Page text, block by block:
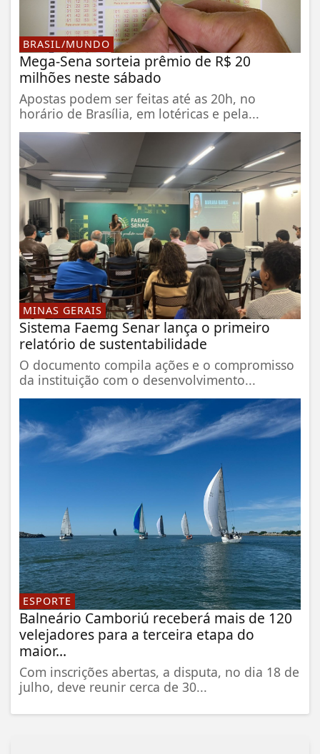
BRASIL/MUNDO
Mega-Sena sorteia prêmio de R$ 20
milhões neste sábado
Apostas podem ser feitas até as 20h, no
horário de Brasília, em lotéricas e pela...
MINAS GERAIS
Sistema Faemg Senar lança o primeiro
relatório de sustentabilidade
O documento compila ações e o compromisso
da instituição com o desenvolvimento...
ESPORTE
Balneário Camboriú receberá mais de 120
velejadores para a terceira etapa do
maior...
Com inscrições abertas, a disputa, no dia 18 de
julho, deve reunir cerca de 30...